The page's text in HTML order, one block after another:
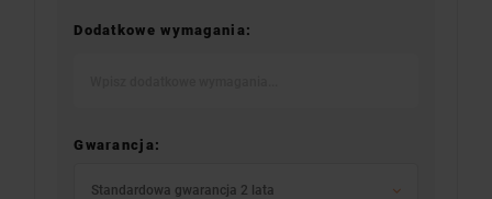
Dodatkowe wymagania:
Gwarancja:
Standardowa gwarancja 2 lata